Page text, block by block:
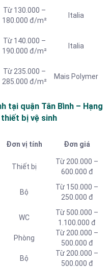
Từ 130.000 –
180.000 đ/m²
Italia
Từ 140.000 –
190.000 đ/m²
Italia
Từ 235.000 –
285.000 đ/m²
Mais Polymer
tại quận Tân Bình – Hạng
bị vệ sinh
Đơn vị tính Đơn giá
Thiết bị
Từ 200.000 –
600.000 đ
Bộ
Từ 150.000 –
250.000 đ
WC
Từ 500.000 –
1.100.000 đ
Phòng
Từ 200.000 –
500.000 đ
Bộ
Từ 200.000 –
500.000 đ